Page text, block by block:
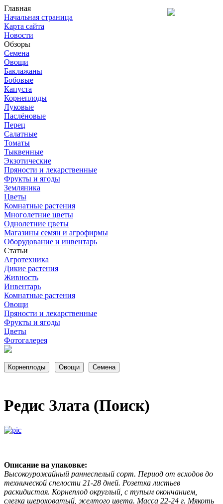
Главная
Начальная страница
Карта сайта
Новости
Обзоры
Семена
Овощи
Баклажаны
Бобовые
Капуста
Корнеплоды
Луковые
Паслёновые
Перец
Салатные
Томаты
Тыквенные
Экзотические
Пряности и лекарственные
Фрукты и ягоды
Земляника
Цветы
Комнатные растения
Многолетние цветы
Однолетние цветы
Магазины семян и агрофирмы
Оборудование и инвентарь
Статьи
Агротехника
Дикие растения
Живность
Инвентарь
Комнатные растения
Овощи
Пряности и лекарственные
Фрукты и ягоды
Цветы
Фотогалерея
Редис Злата (Поиск)
Описание на упаковке:
Высокоурожайный раннеспелый сорт. Период от всходов до
технической спелости 21-28 дней. Розетка листьев
раскидистая. Корнеплод округлый, с тупым окончанием,
слегка шероховатый, желтого цвета. Масса 22-24 г. Мякоть